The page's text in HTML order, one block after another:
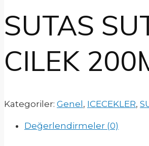
SUTAS
CILEK
Kategoriler: Genel , ICECEKLER,
Değerlendirmeler (0)